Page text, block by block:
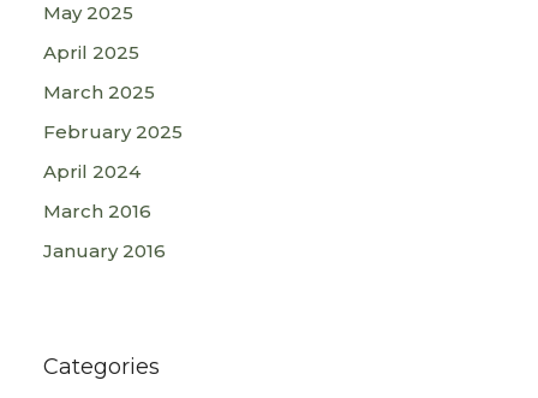
May 2025
April 2025
March 2025
February 2025
April 2024
March 2016
January 2016
Categories